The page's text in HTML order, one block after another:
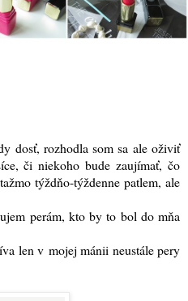
dosť, rozhodla som sa ale oživiť
či niekoho bude zaujímať, čo
týždňo-týždenne patlem, ale
perám, kto by to bol do mňa
len v mojej mánii neustále pery